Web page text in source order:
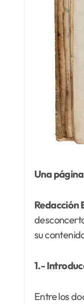
Una
Redacción
su
1.-
Entre los